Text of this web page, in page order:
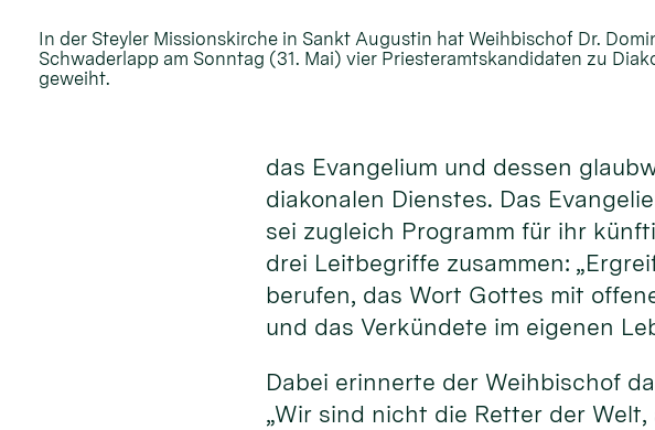
In der Steyler Missionskirche in Sankt Augustin hat Weihbischof Dr.
Schwaderlapp am Sonntag (31. Mai) vier Priesteramtskandidaten zu
geweiht.
das Evangelium und dessen
diakonalen Dienstes. Das
sei zugleich Programm für ihr
drei Leitbegriffe zusammen:
berufen, das Wort Gottes mit
und das Verkündete im eigenen
Dabei erinnerte der Weihbischof
„Wir sind nicht die Retter der